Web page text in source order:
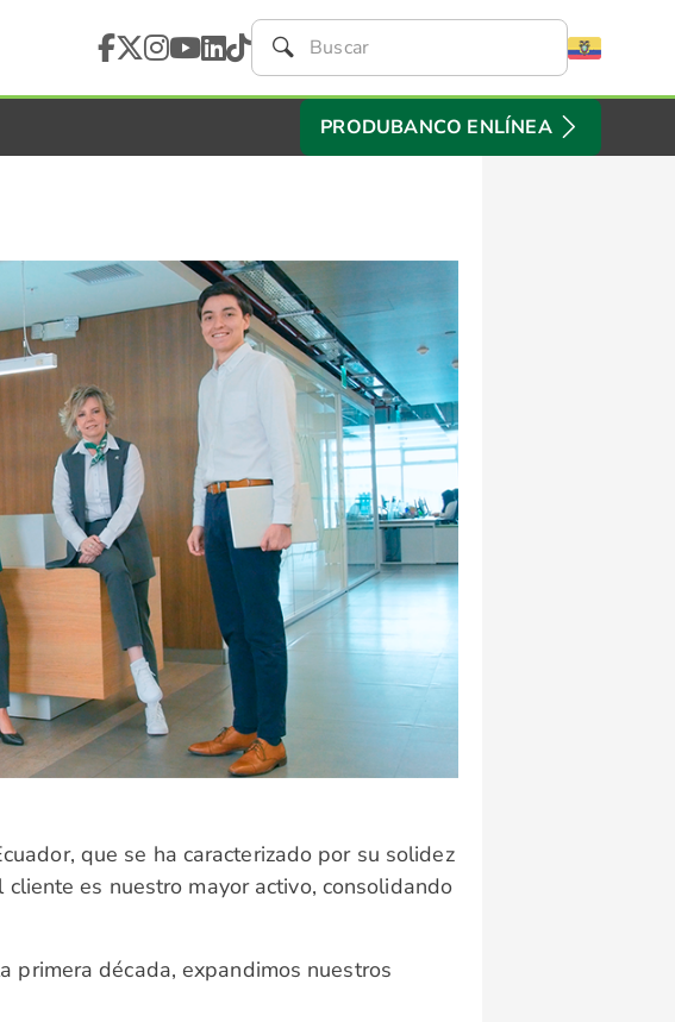
PRODUBANCO ENLÍNEA
que se ha caracterizado por su solidez
es nuestro mayor activo, consolidando
primera década, expandimos nuestros